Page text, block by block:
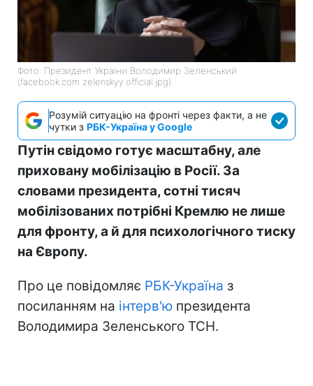
Фото: Президент України Володимир Зеленський
(facebook.com zelenskyy.official.jpg)
Розумій ситуацію на фронті через факти, а не
чутки з РБК-Україна у Google
Путін свідомо готує масштабну, але
приховану мобілізацію в Росії. За
словами президента, сотні тисяч
мобілізованих потрібні Кремлю не лише
для фронту, а й для психологічного тиску
на Європу.
Про це повідомляє РБК-Україна з
посиланням на інтерв'ю президента
Володимира Зеленського ТСН.